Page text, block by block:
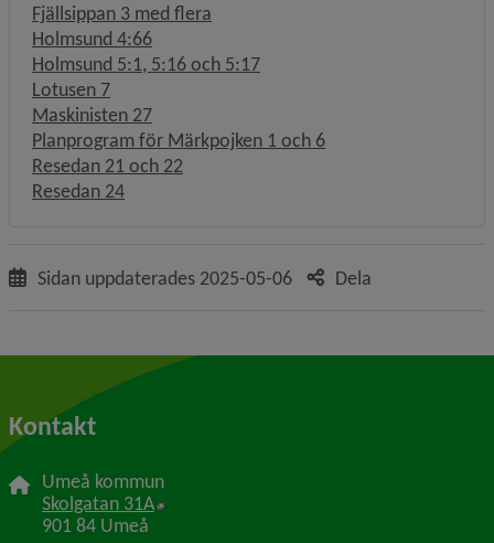
Fjällsippan 3 med flera
Holmsund 4:66
Holmsund 5:1, 5:16 och 5:17
Lotusen 7
Maskinisten 27
Planprogram för Märkpojken 1 och 6
Resedan 21 och 22
Resedan 24
Sidan uppdaterades 2025-05-06 Dela
Kontakt
Umeå kommun
Skolgatan 31A Länk till annan webbplats, öppnas i nytt
901 84 Umeå